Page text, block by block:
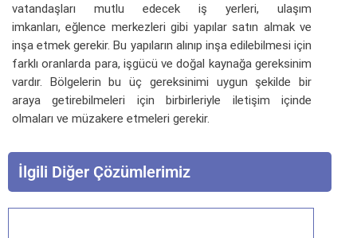
vatandaşları mutlu edecek iş yerleri, ulaşım
imkanları, eğlence merkezleri gibi yapılar satın almak ve
inşa etmek gerekir. Bu yapıların alınıp inşa edilebilmesi için
farklı oranlarda para, işgücü ve doğal kaynağa gereksinim
vardır. Bölgelerin bu üç gereksinimi uygun şekilde bir
araya getirebilmeleri için birbirleriyle iletişim içinde
olmaları ve müzakere etmeleri gerekir.
İlgili Diğer Çözümlerimiz